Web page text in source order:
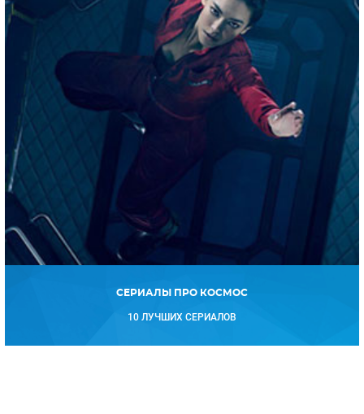
СЕРИАЛЫ ПРО КОСМОС
10 ЛУЧШИХ СЕРИАЛОВ